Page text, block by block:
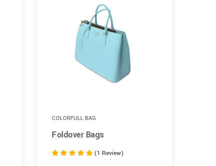
COLORFULL BAG
Foldover Bags
(1 Review)